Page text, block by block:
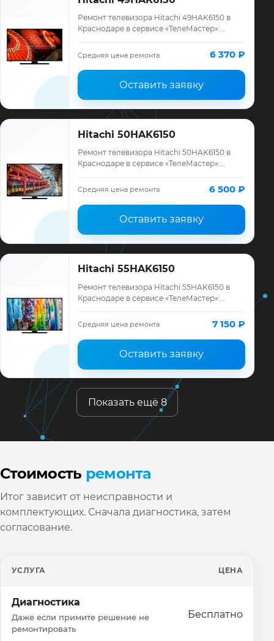
Ремонт телевизора Hitachi 49HAK6150 в
Краснодаре в сервисе «ТелеМастер»:
ремонта, запчасти и гарантия до 12
месяцев.
Средняя цена ремонта 6 370 ₽
Оставить заявку
Hitachi 50HAK6150
Ремонт телевизора Hitachi 50HAK6150 в
Краснодаре в сервисе «ТелеМастер»:
ремонта, запчасти и гарантия до 12
Средняя цена ремонта 6 500 ₽
Оставить заявку
Hitachi 55HAK6150
Ремонт телевизора Hitachi 55HAK6150 в
Краснодаре в сервисе «ТелеМастер»:
ремонта, запчасти и гарантия до 12
месяцев.
Средняя цена ремонта 7 150 ₽
Оставить заявку
Показать ещё 8
Стоимость ремонта
Итог зависит от неисправности и
комплектующих. Сначала диагностика, затем
согласование.
УСЛУГА ЦЕНА
Диагностика
Даже если примите решение не
ремонтировать
Бесплатно